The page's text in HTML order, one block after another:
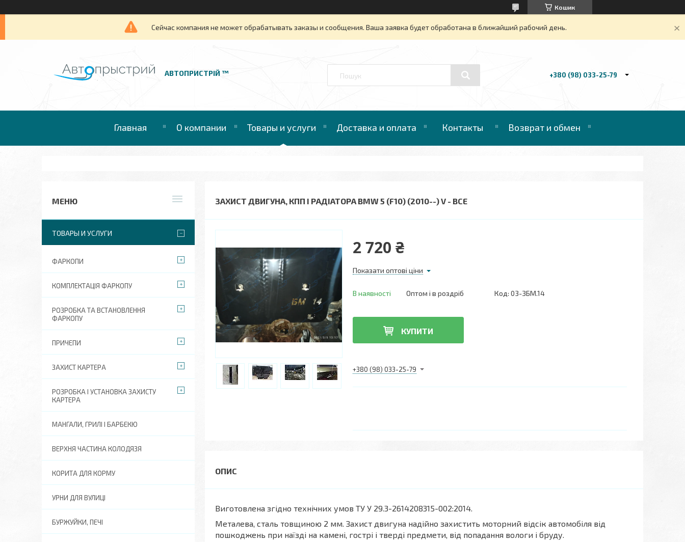
Кошик
Сейчас компания не может обрабатывать заказы и сообщения. Ваша заявка будет обработана в ближайший рабочий день.
АВТОПРИСТРІЙ ™ +380 (98) 033-25-79
Главная О компании Товары и услуги Доставка и оплата Контакты Возврат и обмен
ЗАХИСТ ДВИГУНА, КПП І РАДІАТОРА BMW 5 (F10) (2010--) V - ВСЕ
2 720 ₴
Показати оптові ціни
В наявності Оптом і в роздріб Код: 03-ЗБМ.14
КУПИТИ
+380 (98) 033-25-79
Виготовлена згідно технічних умов ТУ У 29.3-2614208315-002:2014.
Металева, сталь товщиною 2 мм. Захист двигуна надійно захистить моторний відсік автомобіля від
пошкоджень при наїзді на камені, гострі і тверді предмети, від попадання вологи і бруду.
ТОВАРЫ И УСЛУГИ
ФАРКОПИ
КОМПЛЕКТАЦІЯ ФАРКОПУ
РОЗРОБКА ТА ВСТАНОВЛЕННЯ
ФАРКОПУ
ПРИЧЕПИ
ЗАХИСТ КАРТЕРА
РОЗРОБКА І УСТАНОВКА ЗАХИСТУ
КАРТЕРА
МАНГАЛИ, ГРИЛІ І БАРБЕКЮ
ВЕРХНЯ ЧАСТИНА КОЛОДЯЗЯ
КОРИТА ДЛЯ КОРМУ
УРНИ ДЛЯ ВУЛИЦІ
БУРЖУЙКИ, ПЕЧІ